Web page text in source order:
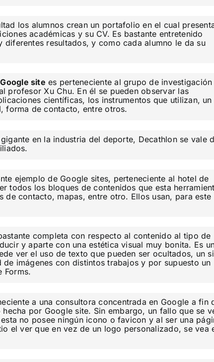
los alumnos crean un portafolio en el cual
académicas y su CV. Es bastante entretenido
diferentes resultados, y como cada alumno le da su
Google site es perteneciente al grupo de investigación
profesor Xu Chu. En él se pueden observar las
científicas, los instrumentos que utilizan, un
forma de contacto, entre otros.
en la industria del deporte, Decathlon se vale
ejemplo de Google sites, perteneciente al hotel de
todos los bloques de contenidos que esta
de contacto, mapas, entre otro. Ellos usan, para este
completa con respecto al contenido al tipo de
y aparte con una estética visual muy bonita. Es
ver el uso de texto que pueden ser ocultados, un
imágenes con distintos trabajos y por supuesto un
Forms.
a una consultora concentrada en Google a fin
por Google site. Sin embargo, un fallo que se
no posee ningún icono o favicon y al ser una
el ver que en vez de un logo personalizado, se vea